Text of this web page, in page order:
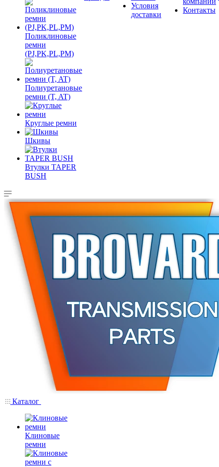
Поликлиновые
ремни
(PJ,PK,PL,PM)
Полиуретановые
ремни (T, AT)
Круглые ремни
Шкивы
Втулки TAPER
BUSH
Условия
доставки
Контакты
Каталог
Клиновые
ремни